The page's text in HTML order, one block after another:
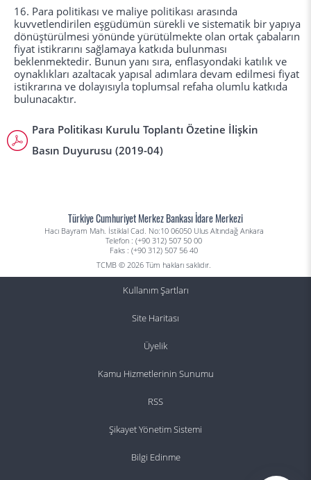
16. Para politikası ve maliye politikası arasında
kuvvetlendirilen eşgüdümün sürekli ve sistematik bir yapıya
dönüştürülmesi yönünde yürütülmekte olan ortak çabaların
fiyat istikrarını sağlamaya katkıda bulunması
beklenmektedir. Bunun yanı sıra, enflasyondaki katılık ve
oynaklıkları azaltacak yapısal adımlara devam edilmesi fiyat
istikrarına ve dolayısıyla toplumsal refaha olumlu katkıda
bulunacaktır.
Para Politikası Kurulu Toplantı Özetine İlişkin
Basın Duyurusu (2019-04)
Türkiye Cumhuriyet Merkez Bankası İdare Merkezi
Hacı Bayram Mah. İstiklal Cad. No:10 06050 Ulus Altındağ Ankara
Telefon : (+90 312) 507 50 00
Faks : (+90 312) 507 56 40
TCMB © 2026 Tüm hakları saklıdır.
Kullanım Şartları
Site Haritası
Üyelik
Kamu Hizmetlerinin Sunumu
RSS
Şikayet Yönetim Sistemi
Bilgi Edinme